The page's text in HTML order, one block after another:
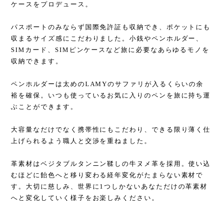
ケースをプロデュース。
パスポートのみならず国際免許証も収納でき、ポケットにも
収まるサイズ感にこだわりました。小銭やペンホルダー、
SIMカード、SIMピンケースなど旅に必要なあらゆるモノを
収納できます。
ペンホルダーは太めのLAMYのサファリが入るくらいの余
裕を確保。いつも使っているお気に入りのペンを旅に持ち運
ぶことができます。
大容量なだけでなく携帯性にもこだわり、できる限り薄く仕
上げられるよう職人と交渉を重ねました。
革素材はベジタブルタンニン鞣しの牛ヌメ革を採用。使い込
むほどに飴色へと移り変わる経年変化がたまらない素材で
す。大切に慈しみ、世界に1つしかないあなただけの革素材
へと変化していく様子をお楽しみください。